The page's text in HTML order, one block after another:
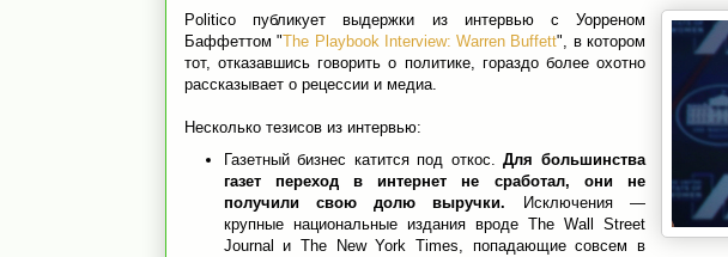
Politico публикует выдержки из интервью с Уорреном
Баффеттом "The Playbook Interview: Warren Buffett", в котором
тот, отказавшись говорить о политике, гораздо более охотно
рассказывает о рецессии и медиа.
Несколько тезисов из интервью:
Газетный бизнес катится под откос.Для большинства
газет переход в интернет не сработал, они не
получили свою долю выручки. Исключения —
крупные национальные издания вроде The Wall Street
Journal и The New York Times, попадающие совсем в